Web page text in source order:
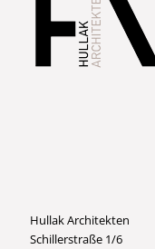
Hullak Architekten
Schillerstraße 1/6